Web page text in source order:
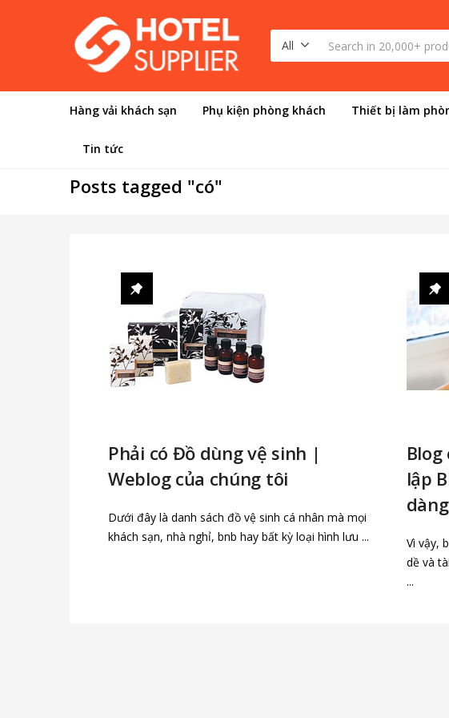
All
Hàng vải khách sạn Phụ kiện phòng khách Thiết bị làm
Tin tức
Home / Tags
Posts tagged "có"
Phải có Đồ dùng vệ sinh |
Weblog của chúng tôi
Dưới đây là danh sách đồ vệ sinh cá nhân mà mọi
khách sạn, nhà nghỉ, bnb hay bất kỳ loại hình lưu ...
lập
Vì vậy,
dề và
...